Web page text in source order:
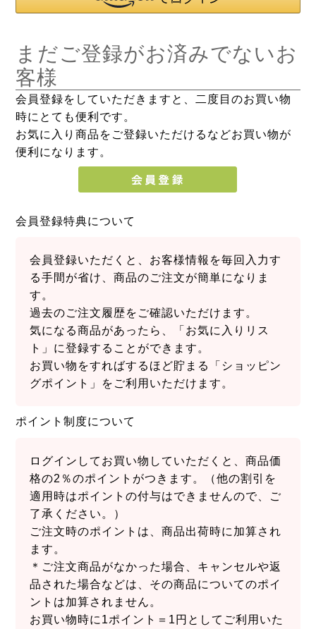
まだご登録がお済みでないお
客様
会員登録をしていただきますと、二度目のお買い物
時にとても便利です。
お気に入り商品をご登録いただけるなどお買い物が
便利になります。
会員登録特典について
会員登録いただくと、お客様情報を毎回入力す
る手間が省け、商品のご注文が簡単になりま
す。
過去のご注文履歴をご確認いただけます。
気になる商品があったら、「お気に入りリス
ト」に登録することができます。
お買い物をすればするほど貯まる「ショッピン
グポイント」をご利用いただけます。
ポイント制度について
ログインしてお買い物していただくと、商品価
格の2％のポイントがつきます。（他の割引を
適用時はポイントの付与はできませんので、ご
了承ください。）
ご注文時のポイントは、商品出荷時に加算され
ます。
＊ご注文商品がなかった場合、キャンセルや返
品された場合などは、その商品についてのポイ
ントは加算されません。
お買い物時に1ポイント＝1円としてご利用いた